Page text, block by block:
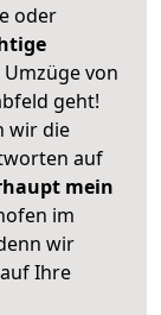
oder
von
geht!
wir die
auf
mein
im
wir
Ihre